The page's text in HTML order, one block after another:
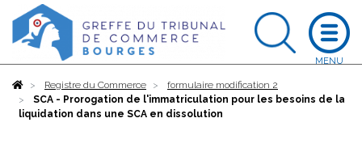
AccueilRegistre du Commerce
formulaire modification 2
SCA - Prorogation de l'immatriculation pour les besoins de la
liquidation dans une SCA en dissolution